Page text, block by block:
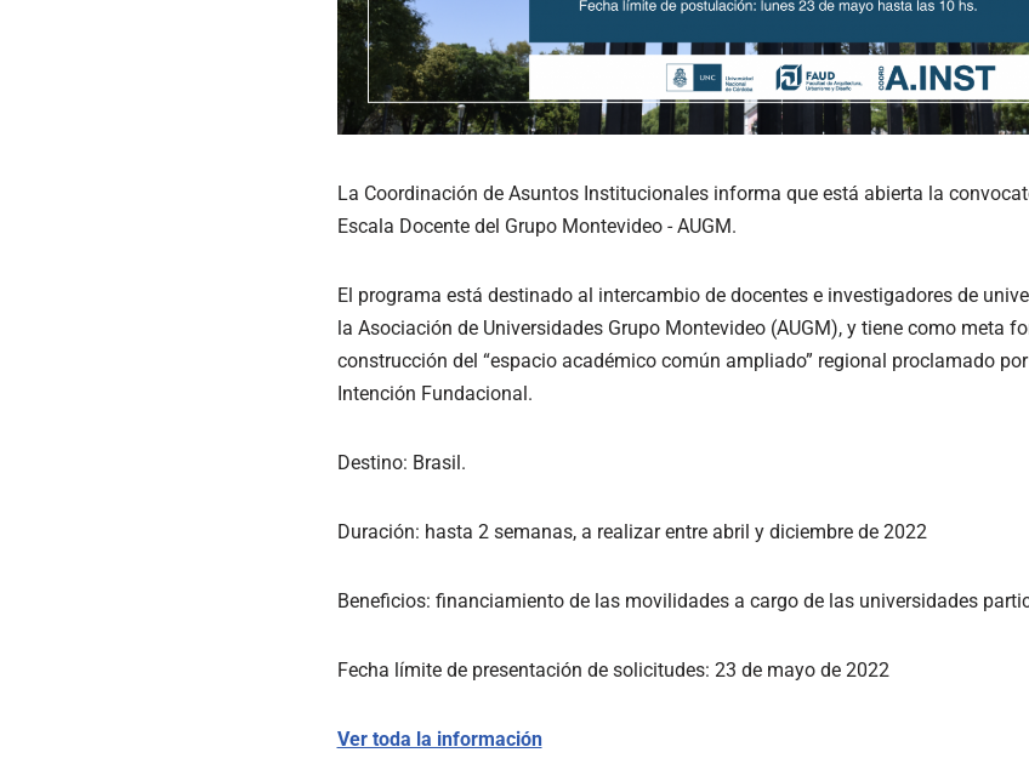
La Coordinación de Asuntos Institucionales informa que está abierta la
Escala Docente del Grupo Montevideo - AUGM.
El programa está destinado al intercambio de docentes e investigadores de
la Asociación de Universidades Grupo Montevideo (AUGM), y tiene como meta
construcción del “espacio académico común ampliado” regional proclamado
Intención Fundacional.
Destino: Brasil.
Duración: hasta 2 semanas, a realizar entre abril y diciembre de 2022
Beneficios: financiamiento de las movilidades a cargo de las universidades
Fecha límite de presentación de solicitudes: 23 de mayo de 2022
Ver toda la información